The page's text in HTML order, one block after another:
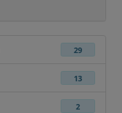
29
13
2